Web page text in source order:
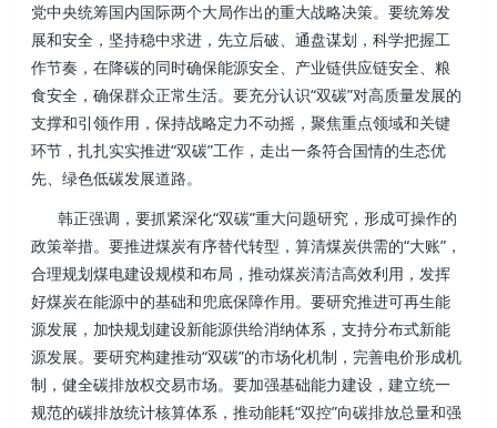
党中央统筹国内国际两个大局作出的重大战略决策。要统筹发
展和安全，坚持稳中求进，先立后破、通盘谋划，科学把握工
作节奏，在降碳的同时确保能源安全、产业链供应链安全、粮
食安全，确保群众正常生活。要充分认识“双碳”对高质量发展的
支撑和引领作用，保持战略定力不动摇，聚焦重点领域和关键
环节，扎扎实实推进“双碳”工作，走出一条符合国情的生态优
先、绿色低碳发展道路。
韩正强调，要抓紧深化“双碳”重大问题研究，形成可操作的
政策举措。要推进煤炭有序替代转型，算清煤炭供需的“大账”，
合理规划煤电建设规模和布局，推动煤炭清洁高效利用，发挥
好煤炭在能源中的基础和兜底保障作用。要研究推进可再生能
源发展，加快规划建设新能源供给消纳体系，支持分布式新能
源发展。要研究构建推动“双碳”的市场化机制，完善电价形成机
制，健全碳排放权交易市场。要加强基础能力建设，建立统一
规范的碳排放统计核算体系，推动能耗“双控”向碳排放总量和强